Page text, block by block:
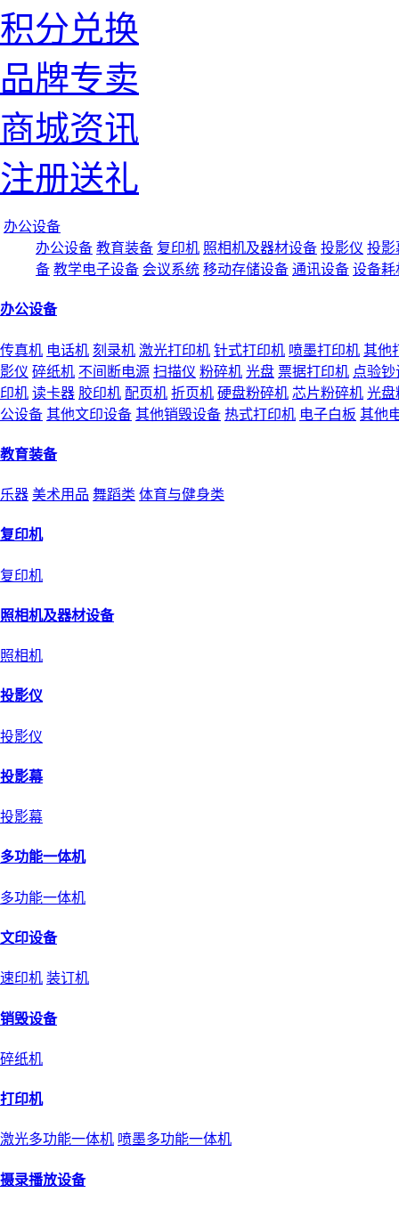
积分兑换
品牌专卖
商城资讯
注册送礼
办公设备
办公设备 教育装备 复印机 照相机及器材设备 投影仪 投影
备 教学电子设备 会议系统 移动存储设备 通讯设备 设备耗
办公设备
传真机 电话机 刻录机 激光打印机 针式打印机 喷墨打印机 其他
影仪 碎纸机 不间断电源 扫描仪 粉碎机 光盘 票据打印机 点验钞
印机 读卡器 胶印机 配页机 折页机 硬盘粉碎机 芯片粉碎机 光盘
公设备 其他文印设备 其他销毁设备 热式打印机 电子白板 其他
教育装备
乐器 美术用品 舞蹈类 体育与健身类
复印机
复印机
照相机及器材设备
照相机
投影仪
投影仪
投影幕
投影幕
多功能一体机
多功能一体机
文印设备
速印机 装订机
销毁设备
碎纸机
打印机
激光多功能一体机 喷墨多功能一体机
摄录播放设备